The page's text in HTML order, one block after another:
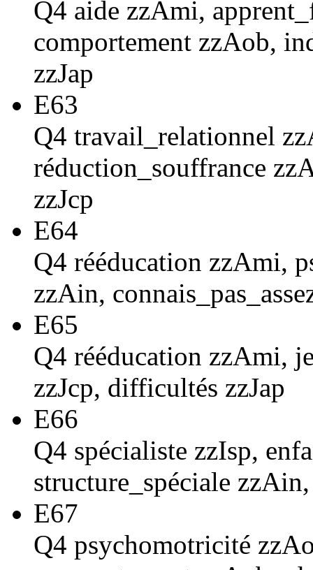
Q4 aide zzAmi,
comportement zzAob,
zzJap
E63
Q4 travail_relationnel
réduction_souffrance
zzJcp
E64
Q4 rééducation zzAmi,
zzAin,
E65
Q4 rééducation zzAmi,
zzJcp, difficultés zzJap
E66
Q4 spécialiste zzIsp,
structure_spéciale
E67
Q4 psychomotricité